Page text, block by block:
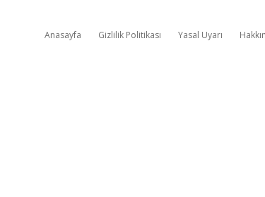
Anasayfa Gizlilik Politikası Yasal Uyarı